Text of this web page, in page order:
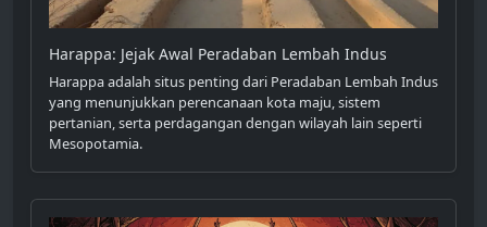
Harappa: Jejak Awal Peradaban Lembah Indus
Harappa adalah situs penting dari Peradaban Lembah Indus
yang menunjukkan perencanaan kota maju, sistem
pertanian, serta perdagangan dengan wilayah lain seperti
Mesopotamia.